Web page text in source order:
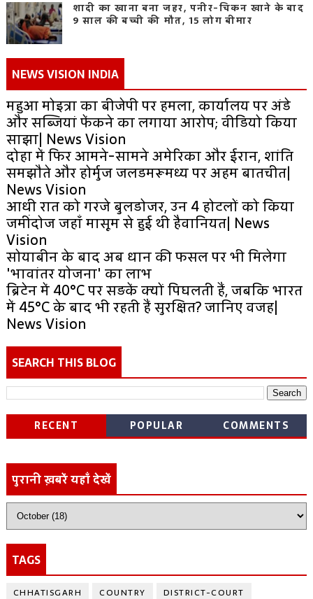
शादी का खाना बना जहर, पनीर-चिकन खाने के बाद
9 साल की बच्ची की मौत, 15 लोग बीमार
NEWS VISION INDIA
महुआ मोइत्रा का बीजेपी पर हमला, कार्यालय पर अंडे
और सब्जियां फेंकने का लगाया आरोप; वीडियो किया
साझा| News Vision
दोहा में फिर आमने-सामने अमेरिका और ईरान, शांति
समझौते और होर्मुज जलडमरूमध्य पर अहम बातचीत|
News Vision
आधी रात को गरजे बुलडोजर, उन 4 होटलों को किया
जमींदोज जहाँ मासूम से हुई थी हैवानियत| News
Vision
सोयाबीन के बाद अब धान की फसल पर भी मिलेगा
'भावांतर योजना' का लाभ
ब्रिटेन में 40°C पर सड़कें क्यों पिघलती हैं, जबकि भारत
में 45°C के बाद भी रहती हैं सुरक्षित? जानिए वजह|
News Vision
SEARCH THIS BLOG
RECENT POPULAR COMMENTS
पुरानी ख़बरें यहाँ देखें
TAGS
CHHATISGARH COUNTRY DISTRICT-COURT